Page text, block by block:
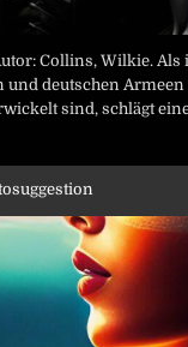
Collins, Wilkie. Als
und deutschen
sind, schlägt